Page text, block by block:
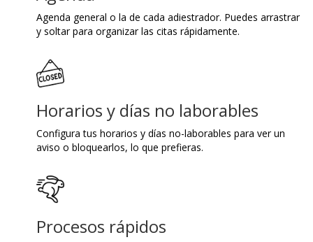
Agenda general o la de cada adiestrador. Puedes arrastrar
y soltar para organizar las citas rápidamente.
Horarios y días no laborables
Configura tus horarios y días no-laborables para ver un
aviso o bloquearlos, lo que prefieras.
Procesos rápidos